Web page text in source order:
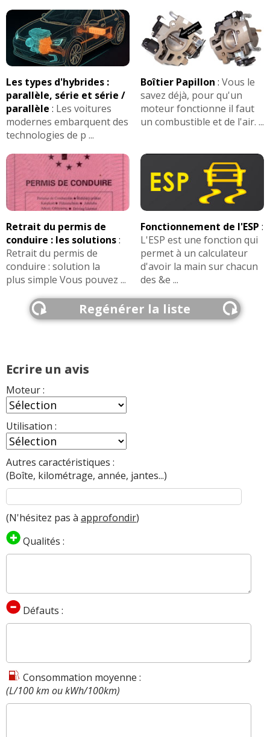
Les types d'hybrides :
parallèle, série et série /
parallèle : Les voitures
modernes embarquent des
technologies de p ...
Boîtier Papillon : Vous le
savez déjà, pour qu'un
moteur fonctionne il faut
un combustible et de l'air. ...
Retrait du permis de
conduire : les solutions:
Retrait du permis de
conduire : solution la
plus simple Vous pouvez ...
Fonctionnement de l'ESP :
L'ESP est une fonction qui
permet à un calculateur
d'avoir la main sur chacun
des &e ...
Regénérer la liste
Ecrire un avis
Moteur :
Utilisation :
Autres caractéristiques :
(Boîte, kilométrage, année, jantes...)
(N'hésitez pas à approfondir)
Qualités :
Défauts :
Consommation moyenne :
(L/100 km ou kWh/100km)